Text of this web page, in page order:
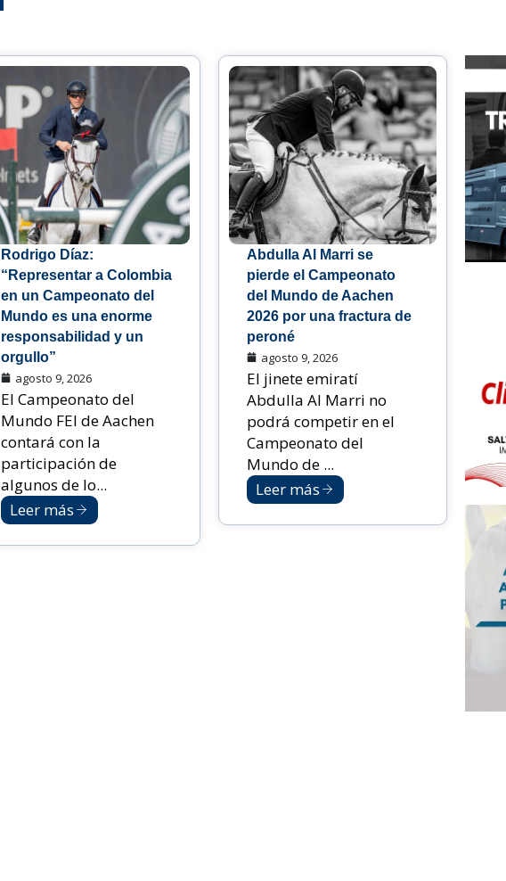
Rodrigo Díaz:
“Representar a Colombia
en un Campeonato del
Mundo es una enorme
responsabilidad y un
orgullo”
agosto 9, 2026
El Campeonato del
Mundo FEI de Aachen
contará con la
participación de
algunos de lo...
Leer más
Abdulla Al Marri se
pierde el Campeonato
del Mundo de Aachen
2026 por una fractura de
peroné
agosto 9, 2026
El jinete emiratí
Abdulla Al Marri no
podrá competir en el
Campeonato del
Mundo de ...
Leer más